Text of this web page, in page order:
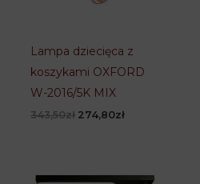
Lampa dziecięca z
koszykami OXFORD
W-2016/5K MIX
343,50zł Pierwotna
274,80złAktualna